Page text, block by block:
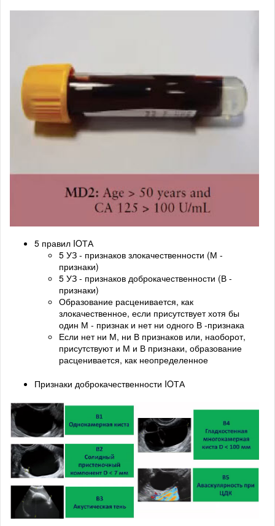
5 правил IOТА
5 УЗ - признаков злокачественности (М -
признаки)
5 УЗ - признаков доброкачественности (В -
признаки)
Образование расценивается, как
злокачественное, если присутствует хотя бы
один М - признак и нет ни одного В -признака
Если нет ни М, ни В признаков или, наоборот,
присутствуют и М и В признаки, образование
расценивается, как неопределенное
Признаки доброкачественности IOТА